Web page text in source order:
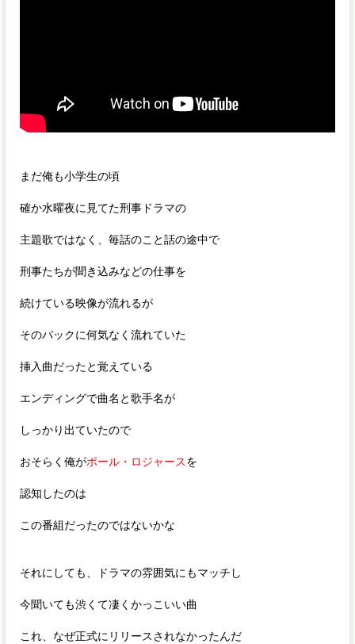
まだ俺も小学生の頃
確か水曜夜に見てた刑事ドラマの
主題歌ではなく、毎話のこと話の途中で
刑事たちが聞き込みなどの仕事を
続けている映像が流れるが
そのバックに何気なく流れていた
挿入曲だったと覚えている
エンディングで曲名と歌手名が
しっかり出ていたので
おそらく俺がポール・ロジャースを
認知したのは
この番組だったのではないかな
それにしても、ドラマの雰囲気にもマッチし
今聞いても渋くて凄くかっこいい曲
これ、なぜ正式にリリースされなかったんだ